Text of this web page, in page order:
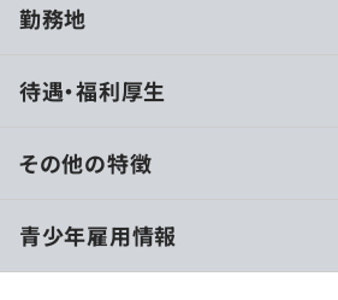
員には重要な仕事を任せる社風です
在籍しています。
・下請けの仕事はほとんどなく、エ
・エンジニアは自由な発想で企画を
スパッケージソフトやソーシャルゲ
勤務地
待遇・福利厚生
（基本給）231,400
（固定残業代30時間）
その他の特徴
青少年雇用情報